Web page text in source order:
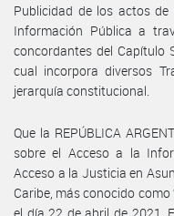
Publicidad de los actos
Información Pública a
concordantes del Capítulo
cual incorpora diversos
jerarquía constitucional.
Que la REPÚBLICA
sobre el Acceso a la
Acceso a la Justicia en
Caribe, más conocido como
el día 22 de abril de 2021.